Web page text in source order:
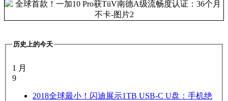
历史上的今天
1 月
9
2018全球最小！闪迪展示1TB USB-C U盘：手机绝